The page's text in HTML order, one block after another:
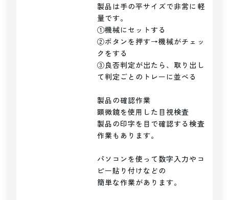
製品は手の平サイズで非常に軽
量です。
①機械にセットする
②ボタンを押す→機械がチェッ
クをする
③良否判定が出たら、取り出し
て判定ごとのトレーに並べる
製品の確認作業
顕微鏡を使用した目視検査
製品の印字を目で確認する検査
作業もあります。
パソコンを使って数字入力やコ
ピー貼り付けなどの
簡単な作業があります。